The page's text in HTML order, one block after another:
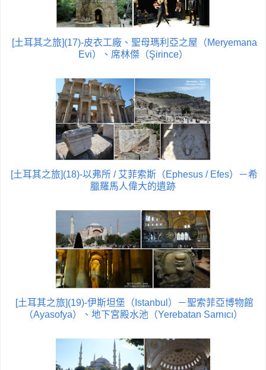
[土耳其之旅](17)-皮衣工廠、聖母瑪利亞之屋（Meryemana
Evi）、席林傑（Şirince）
[土耳其之旅](18)-以弗所 / 艾菲索斯（Ephesus / Efes）－希
臘羅馬人偉大的遺跡
[土耳其之旅](19)-伊斯坦堡（Istanbul）－聖索菲亞博物館
（Ayasofya）、地下宮殿水池（Yerebatan Sarnıcı）